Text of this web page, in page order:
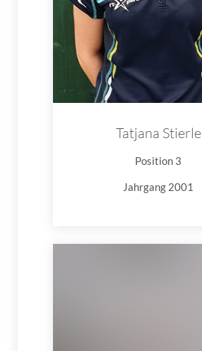
Tatjana Stierle
Position 3
Jahrgang 2001